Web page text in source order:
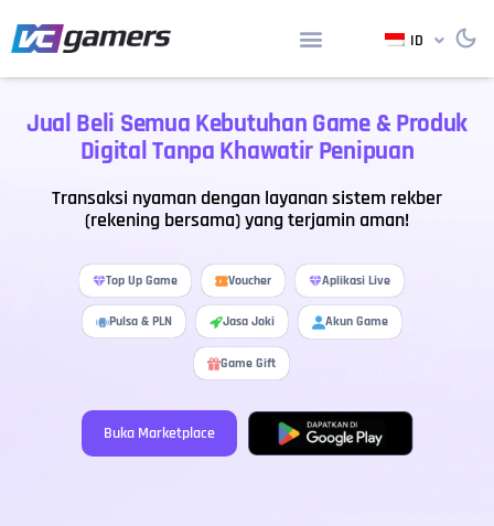
ID
Jual Beli Semua Kebutuhan Game & Produk
Digital Tanpa Khawatir Penipuan
Transaksi nyaman dengan layanan sistem rekber
(rekening bersama) yang terjamin aman!
Top Up Game Voucher Aplikasi Live
Pulsa & PLN Jasa Joki Akun Game
Game Gift
Buka Marketplace